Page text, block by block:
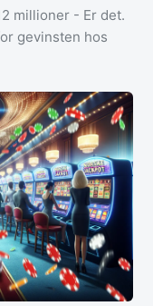
millioner - Er det.
gevinsten hos